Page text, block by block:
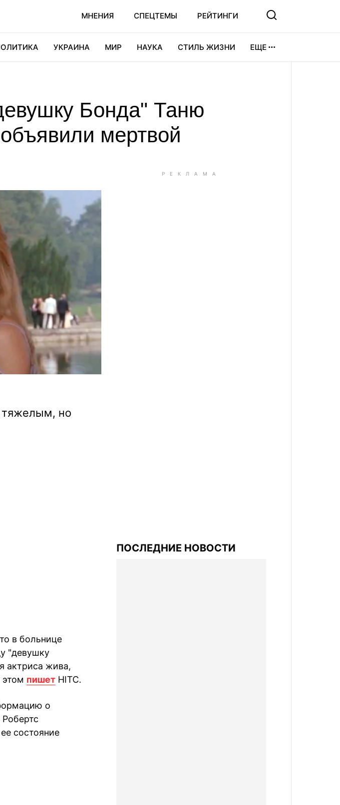
МНЕНИЯ СПЕЦТЕМЫ РЕЙТИНГИ
УКРАИНА МИР НАУКА СТИЛЬ ЖИЗНИ ЕЩЕ
Бонда" Таню
мертвой
тяжелым, но
в больнице
"девушку
актриса жива,
этом пишет HITC.
о
состояние
ПОСЛЕДНИЕ НОВОСТИ